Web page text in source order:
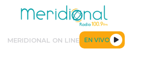
Click acá para ir directamente al
MERIDIONAL ON LINE EN VIVO